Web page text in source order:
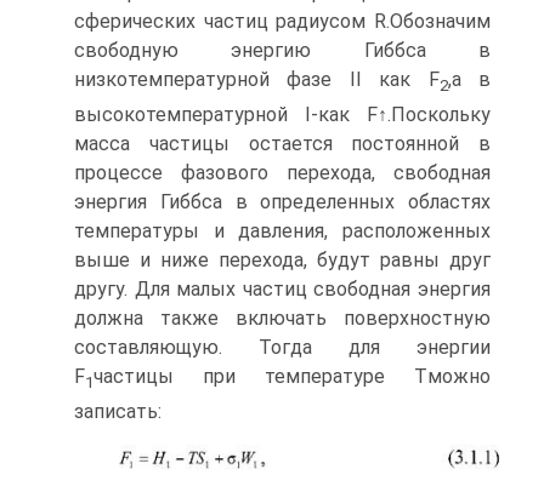
сферических час­тиц радиусом R.Обозначим
свободную энергию Гиббса в
низкотемператур­ной фазе II как F2,а в
высокотемпературной I-как F↑.Поскольку
масса час­тицы остается постоянной в
процессе фазового перехода, свободная
энергия Гиббса в определенных областях
температуры и давления, расположенных
выше и ниже перехода, будут равны друг
другу. Для малых частиц свободная энергия
должна также включать поверхностную
составляющую. Тогда для энергии
F1частицы при температуре Tможно
записать: